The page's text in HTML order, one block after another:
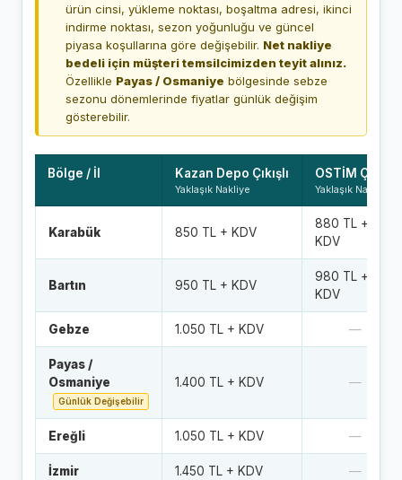
ürün cinsi, yükleme noktası, boşaltma adresi, ikinci
indirme noktası, sezon yoğunluğu ve güncel
piyasa koşullarına göre değişebilir. Net nakliye
bedeli için müşteri temsilcimizden teyit alınız.
Özellikle Payas / Osmaniye bölgesinde sebze
sezonu dönemlerinde fiyatlar günlük değişim
gösterebilir.
Bölge / İl Kazan Depo Çıkışlı
Yaklaşık Nakliye
OSTİM Çıkışlı
Yaklaşık Nakliye
Karabük 850 TL + KDV
880 TL +
KDV
Bartın 950 TL + KDV
980 TL +
KDV
Gebze 1.050 TL + KDV —
Payas /
Osmaniye
Günlük Değişebilir
1.400 TL + KDV —
Ereğli 1.050 TL + KDV —
İzmir 1.450 TL + KDV —